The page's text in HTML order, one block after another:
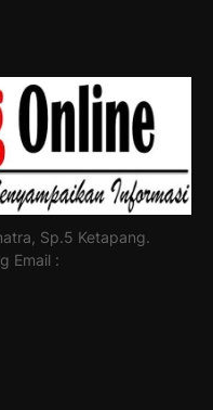
Sp.5 Ketapang.
Email :